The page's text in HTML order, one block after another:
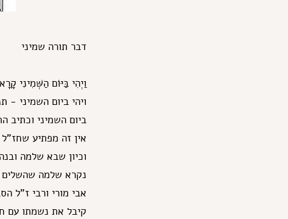
דבר תורה שמיני
וַיְהִי בַּיּוֹם הַשְּׁמִינִי
ויהי ביום השמיני -
ביום השמיני וכתיב
אין זה מפתיע
וכיון שבא שלמה
נקרא שלמה שהשלים
אבי מורי ורבי ז"ל
קיבל את נשמתו עם